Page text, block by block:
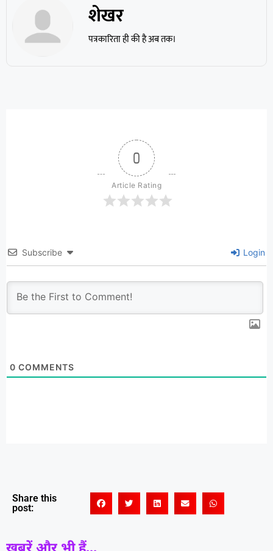
शेखर
पत्रकारिता ही की है अब तक।
0
Article Rating
Subscribe Login
0 COMMENTS
Share this
post:
खबरें और भी हैं...